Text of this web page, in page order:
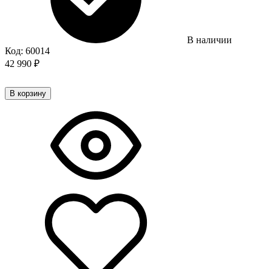
В наличии
Код: 60014
42 990 ₽
В корзину